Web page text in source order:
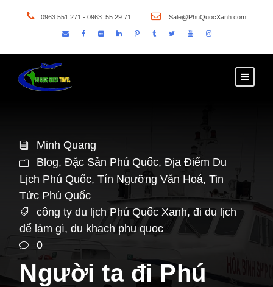
0963.551.271 - 0963. 55.29.71 Sale@PhuQuocXanh.com
Minh Quang
Blog, Đặc Sản Phú Quốc, Địa Điểm Du
Lịch Phú Quốc, Tín Ngưỡng Văn Hoá, Tin
Tức Phú Quốc
công ty du lịch Phú Quốc Xanh, đi du lịch
để làm gì, du khach phu quoc
0
Người ta đi Phú